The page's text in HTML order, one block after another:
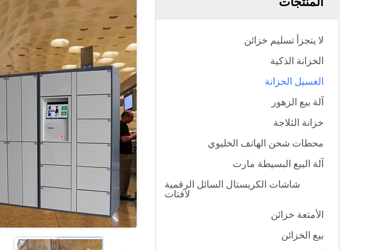
لا يتجزأ تسليم خزائن
الخزانة الذكية
الغسيل الخزانة
آلة بيع الزهور
خزانة الثلاجة
محطات شحن الهاتف الخليوي
آلة البيع البسيطة مارت
شاشات الكريستال السائل الرقمية
لافتات
الأمتعة خزائن
بيع الخزائن